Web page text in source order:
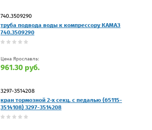
740.3509290
труба подвода воды к компрессору КАМАЗ
740.3509290
Цена Ярославль:
961.30 руб.
3297-3514208
кран тормозной 2-х секц. с педалью (65115-
3514108) 3297-3514208